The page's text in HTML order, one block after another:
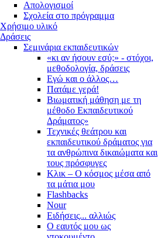
Απολογισμοί
Σχολεία στο πρόγραμμα
Χρήσιμο υλικό
Δράσεις
Σεμινάρια εκπαιδευτικών
«κι αν ήσουν εσύ;» - στόχοι,
μεθοδολογία, δράσεις
Εγώ και ο άλλος…
Πατάμε γερά!
Βιωματική μάθηση με τη
μέθοδο Εκπαιδευτικού
Δράματος»
Τεχνικές θεάτρου και
εκπαιδευτικού δράματος για
τα ανθρώπινα δικαιώματα και
τους πρόσφυγες
Κλικ – Ο κόσμος μέσα από
τα μάτια μου
Flashbacks
Nour
Ειδήσεις... αλλιώς
Ο εαυτός μου ως